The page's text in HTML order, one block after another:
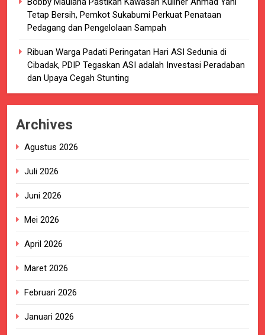
Tetap Bersih, Pemkot Sukabumi Perkuat Penataan
Pedagang dan Pengelolaan Sampah
Ribuan Warga Padati Peringatan Hari ASI Sedunia di
Cibadak, PDIP Tegaskan ASI adalah Investasi Peradaban
dan Upaya Cegah Stunting
Archives
Agustus 2026
Juli 2026
Juni 2026
Mei 2026
April 2026
Maret 2026
Februari 2026
Januari 2026